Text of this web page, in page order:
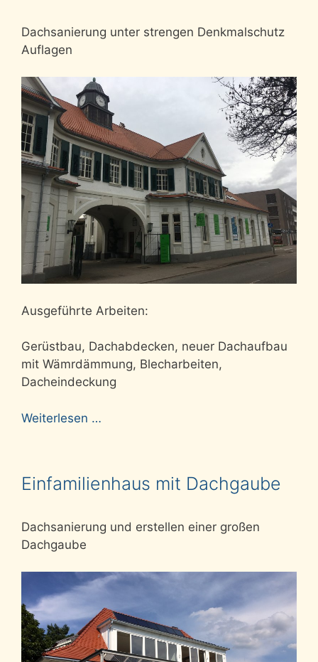
Dachsanierung unter strengen Denkmalschutz
Auflagen
Ausgeführte Arbeiten:
Gerüstbau, Dachabdecken, neuer Dachaufbau
mit Wämrdämmung, Blecharbeiten,
Dacheindeckung
Weiterlesen …
Einfamilienhaus mit Dachgaube
Dachsanierung und erstellen einer großen
Dachgaube